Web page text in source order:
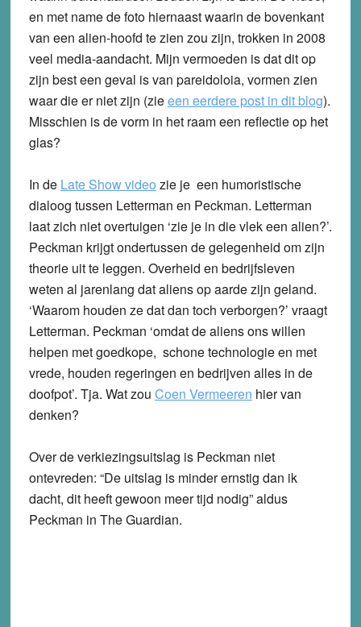
en met name de foto hiernaast waarin de bovenkant
van een alien-hoofd te zien zou zijn, trokken in 2008
veel media-aandacht. Mijn vermoeden is dat dit op
zijn best een geval is van pareidoloia, vormen zien
waar die er niet zijn (zieeen eerdere post in dit blog).
Misschien is de vorm in het raam een reflectie op het
glas?
In de Late Show video zie je een humoristische
dialoog tussen Letterman en Peckman. Letterman
laat zich niet overtuigen ‘zie je in die vlek een alien?’.
Peckman krijgt ondertussen de gelegenheid om zijn
theorie uit te leggen. Overheid en bedrijfsleven
weten al jarenlang dat aliens op aarde zijn geland.
‘Waarom houden ze dat dan toch verborgen?’ vraagt
Letterman. Peckman ‘omdat de aliens ons willen
helpen met goedkope, schone technologie en met
vrede, houden regeringen en bedrijven alles in de
doofpot’. Tja. Wat zou Coen Vermeeren hier van
denken?
Over de verkiezingsuitslag is Peckman niet
ontevreden: “De uitslag is minder ernstig dan ik
dacht, dit heeft gewoon meer tijd nodig” aldus
Peckman in The Guardian.